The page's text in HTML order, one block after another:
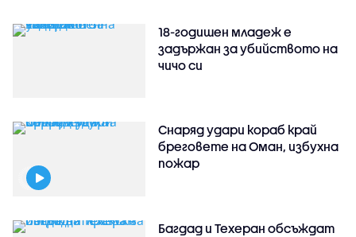
18-годишен младеж е
задържан за убийството на
чичо си
Снаряд удари кораб край
бреговете на Оман, избухна
пожар
Багдад и Техеран обсъждат